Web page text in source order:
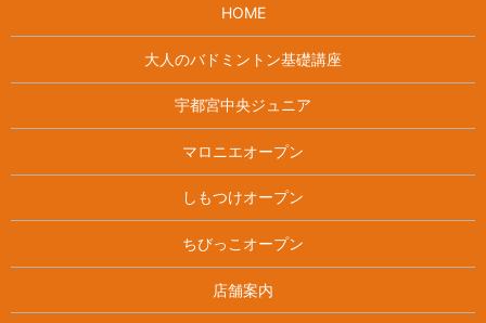
HOME
大人のバドミントン基礎講座
宇都宮中央ジュニア
マロニエオープン
しもつけオープン
ちびっこオープン
店舗案内